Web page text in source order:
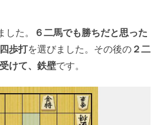
した。
６二馬でも勝ちだと思った
歩打を選びました。その後の ２二
けて、鉄壁です。